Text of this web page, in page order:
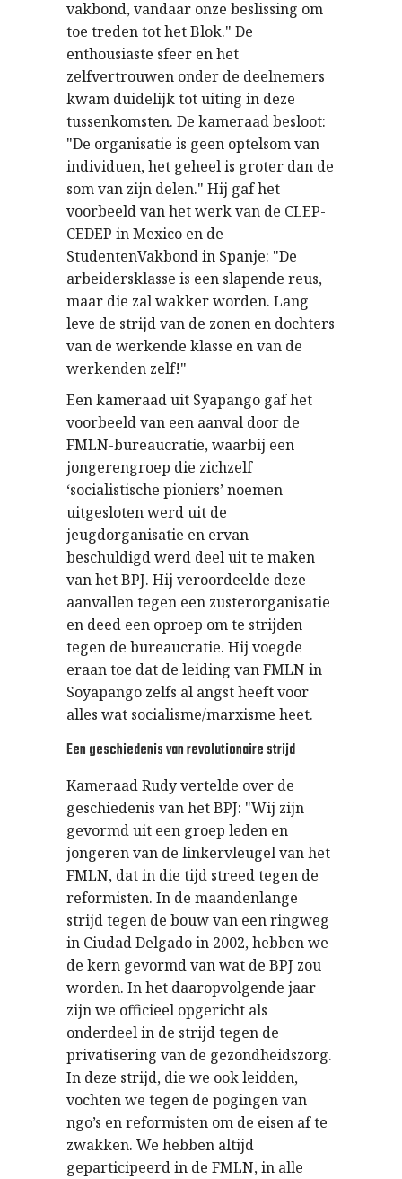
vakbond, vandaar onze beslissing om
toe treden tot het Blok." De
enthousiaste sfeer en het
zelfvertrouwen onder de deelnemers
kwam duidelijk tot uiting in deze
tussenkomsten. De kameraad besloot:
"De organisatie is geen optelsom van
individuen, het geheel is groter dan de
som van zijn delen." Hij gaf het
voorbeeld van het werk van de CLEP-
CEDEP in Mexico en de
StudentenVakbond in Spanje: "De
arbeidersklasse is een slapende reus,
maar die zal wakker worden. Lang
leve de strijd van de zonen en dochters
van de werkende klasse en van de
werkenden zelf!"
Een kameraad uit Syapango gaf het
voorbeeld van een aanval door de
FMLN-bureaucratie, waarbij een
jongerengroep die zichzelf
‘socialistische pioniers’ noemen
uitgesloten werd uit de
jeugdorganisatie en ervan
beschuldigd werd deel uit te maken
van het BPJ. Hij veroordeelde deze
aanvallen tegen een zusterorganisatie
en deed een oproep om te strijden
tegen de bureaucratie. Hij voegde
eraan toe dat de leiding van FMLN in
Soyapango zelfs al angst heeft voor
alles wat socialisme/marxisme heet.
Een geschiedenis van revolutionaire strijd
Kameraad Rudy vertelde over de
geschiedenis van het BPJ: "Wij zijn
gevormd uit een groep leden en
jongeren van de linkervleugel van het
FMLN, dat in die tijd streed tegen de
reformisten. In de maandenlange
strijd tegen de bouw van een ringweg
in Ciudad Delgado in 2002, hebben we
de kern gevormd van wat de BPJ zou
worden. In het daaropvolgende jaar
zijn we officieel opgericht als
onderdeel in de strijd tegen de
privatisering van de gezondheidszorg.
In deze strijd, die we ook leidden,
vochten we tegen de pogingen van
ngo’s en reformisten om de eisen af te
zwakken. We hebben altijd
geparticipeerd in de FMLN, in alle